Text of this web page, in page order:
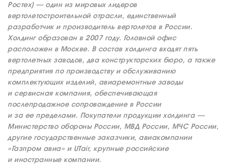
О КОМПАНИИ
ВАКАНСИИ
ВНУТРЕННИЕ
СОУТ
ДОКУМЕНТЫ
КОМПАНИИ
Ростех) — один из мировых лидеров
вертолетостроительной отрасли, единственный
разработчик и производитель вертолетов в России.
Холдинг образован в 2007 году. Головной офис
расположен в Москве. В состав холдинга входят пять
вертолетных заводов, два конструкторских бюро, а также
предприятия по производству и обслуживанию
комплектующих изделий, авиаремонтные заводы
и сервисная компания, обеспечивающая
послепродажное сопровождение в России
и за ее пределами. Покупатели продукции холдинга —
Министерство обороны России, МВД России, МЧС России,
другие государственные заказчики, авиакомпании
«Газпром авиа» и UTair, крупные российские
и иностранные компании.